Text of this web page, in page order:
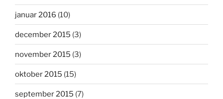
januar 2016 (10)
december 2015 (3)
november 2015 (3)
oktober 2015 (15)
september 2015 (7)